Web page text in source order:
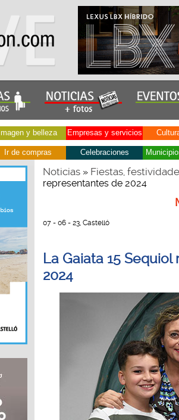
Imagen y belleza Empresas y servicios
Ir de compras Celebraciones
Noticias» Fiestas,
representantes de 2024
07 - 06 - 23, Castelló
La Gaiata 15
2024